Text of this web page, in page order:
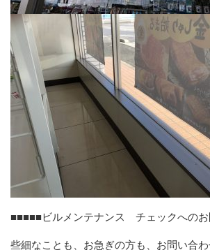
■■■■■ビルメンテナンス チェックへの
些細なことも、お急ぎの方も、お問い合